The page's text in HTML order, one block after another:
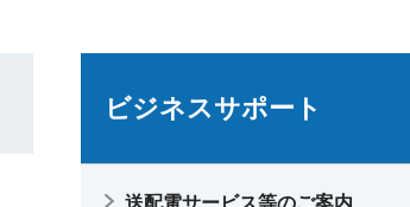
ビジネスサポート
送配電サービス等のご案内